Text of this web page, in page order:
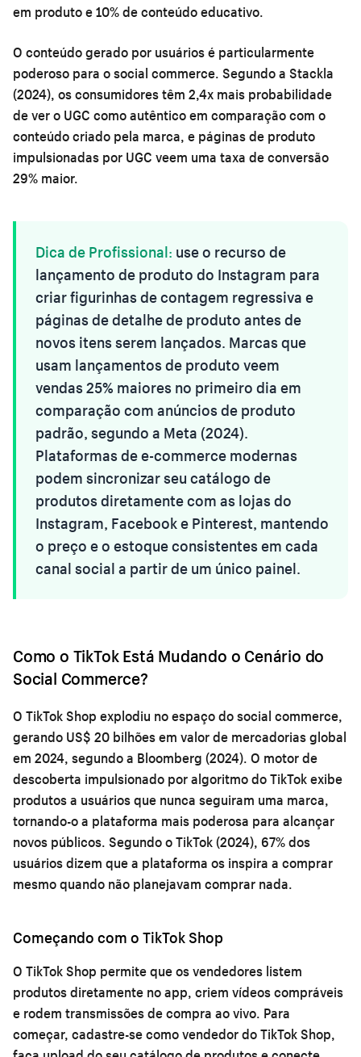
em produto e 10% de conteúdo educativo.
O conteúdo gerado por usuários é particularmente
poderoso para o social commerce. Segundo a Stackla
(2024), os consumidores têm 2,4x mais probabilidade
de ver o UGC como autêntico em comparação com o
conteúdo criado pela marca, e páginas de produto
impulsionadas por UGC veem uma taxa de conversão
29% maior.
Dica de Profissional: use o recurso de
lançamento de produto do Instagram para
criar figurinhas de contagem regressiva e
páginas de detalhe de produto antes de
novos itens serem lançados. Marcas que
usam lançamentos de produto veem
vendas 25% maiores no primeiro dia em
comparação com anúncios de produto
padrão, segundo a Meta (2024).
Plataformas de e-commerce modernas
podem sincronizar seu catálogo de
produtos diretamente com as lojas do
Instagram, Facebook e Pinterest, mantendo
o preço e o estoque consistentes em cada
canal social a partir de um único painel.
Como o TikTok Está Mudando o Cenário do
Social Commerce?
O TikTok Shop explodiu no espaço do social commerce,
gerando US$ 20 bilhões em valor de mercadorias global
em 2024, segundo a Bloomberg (2024). O motor de
descoberta impulsionado por algoritmo do TikTok exibe
produtos a usuários que nunca seguiram uma marca,
tornando-o a plataforma mais poderosa para alcançar
novos públicos. Segundo o TikTok (2024), 67% dos
usuários dizem que a plataforma os inspira a comprar
mesmo quando não planejavam comprar nada.
Começando com o TikTok Shop
O TikTok Shop permite que os vendedores listem
produtos diretamente no app, criem vídeos compráveis
e rodem transmissões de compra ao vivo. Para
começar, cadastre-se como vendedor do TikTok Shop,